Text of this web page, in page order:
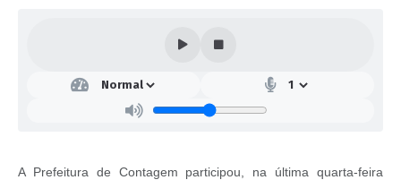
A Prefeitura de Contagem participou, na última quarta-feira